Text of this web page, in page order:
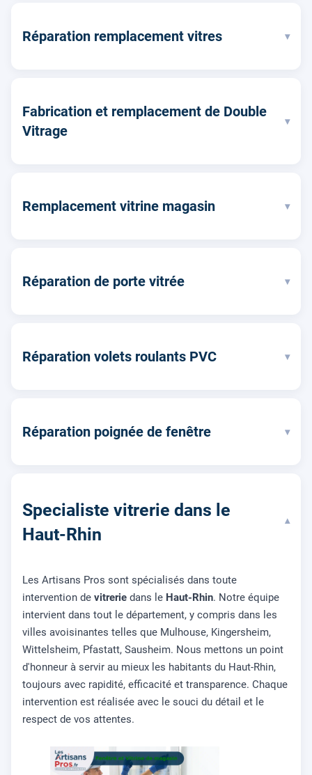
Réparation remplacement vitres ▾
Fabrication et remplacement de Double
Vitrage
▾
Remplacement vitrine magasin ▾
Réparation de porte vitrée ▾
Réparation volets roulants PVC ▾
Réparation poignée de fenêtre ▾
Specialiste vitrerie dans le
Haut-Rhin
▾
Les Artisans Pros sont spécialisés dans toute
intervention de vitrerie dans le Haut-Rhin. Notre équipe
intervient dans tout le département, y compris dans les
villes avoisinantes telles que Mulhouse, Kingersheim,
Wittelsheim, Pfastatt, Sausheim. Nous mettons un point
d'honneur à servir au mieux les habitants du Haut-Rhin,
toujours avec rapidité, efficacité et transparence. Chaque
intervention est réalisée avec le souci du détail et le
respect de vos attentes.